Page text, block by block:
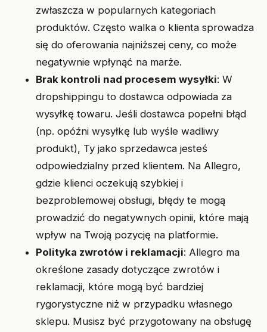
zwłaszcza w popularnych kategoriach
produktów. Często walka o klienta sprowadza
się do oferowania najniższej ceny, co może
negatywnie wpłynąć na marże.
Brak kontroli nad procesem wysyłki: W
dropshippingu to dostawca odpowiada za
wysyłkę towaru. Jeśli dostawca popełni błąd
(np. opóźni wysyłkę lub wyśle wadliwy
produkt), Ty jako sprzedawca jesteś
odpowiedzialny przed klientem. Na Allegro,
gdzie klienci oczekują szybkiej i
bezproblemowej obsługi, błędy te mogą
prowadzić do negatywnych opinii, które mają
wpływ na Twoją pozycję na platformie.
Polityka zwrotów i reklamacji: Allegro ma
określone zasady dotyczące zwrotów i
reklamacji, które mogą być bardziej
rygorystyczne niż w przypadku własnego
sklepu. Musisz być przygotowany na obsługę